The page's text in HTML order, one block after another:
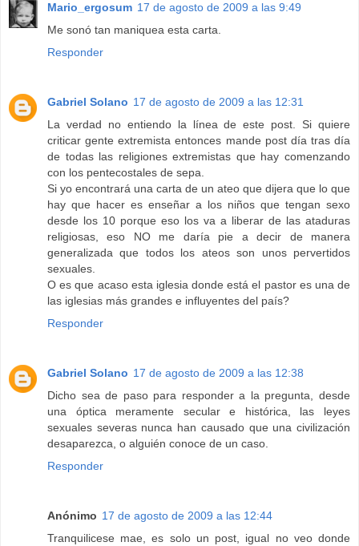
Mario_ergosum 17 de agosto de 2009 a las 9:49
Me sonó tan maniquea esta carta.
Responder
Gabriel Solano 17 de agosto de 2009 a las 12:31
La verdad no entiendo la línea de este post. Si quiere
criticar gente extremista entonces mande post día tras día
de todas las religiones extremistas que hay comenzando
con los pentecostales de sepa.
Si yo encontrará una carta de un ateo que dijera que lo que
hay que hacer es enseñar a los niños que tengan sexo
desde los 10 porque eso los va a liberar de las ataduras
religiosas, eso NO me daría pie a decir de manera
generalizada que todos los ateos son unos pervertidos
sexuales.
O es que acaso esta iglesia donde está el pastor es una de
las iglesias más grandes e influyentes del país?
Responder
Gabriel Solano 17 de agosto de 2009 a las 12:38
Dicho sea de paso para responder a la pregunta, desde
una óptica meramente secular e histórica, las leyes
sexuales severas nunca han causado que una civilización
desaparezca, o alguién conoce de un caso.
Responder
Anónimo 17 de agosto de 2009 a las 12:44
Tranquilicese mae, es solo un post, igual no veo donde